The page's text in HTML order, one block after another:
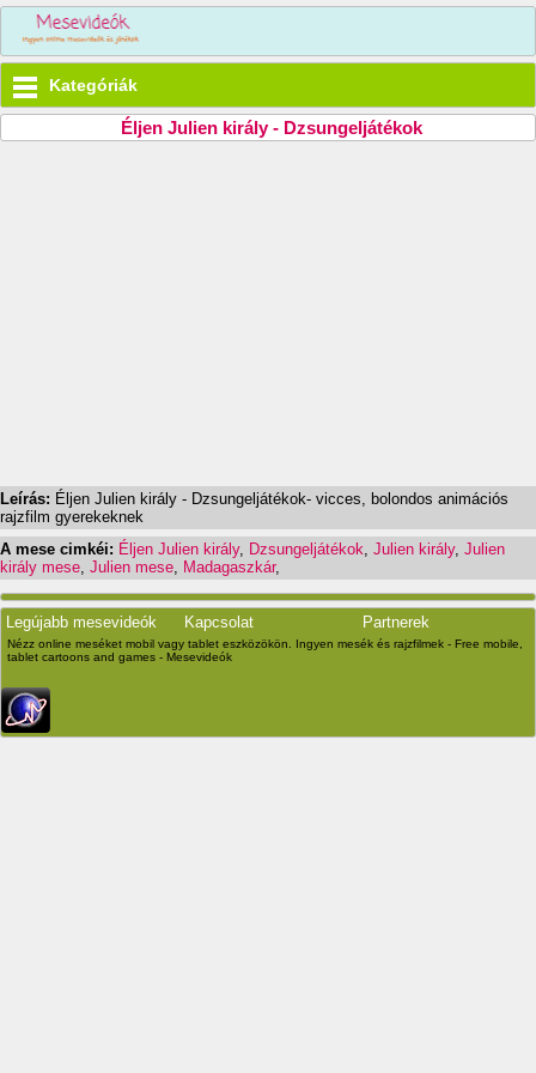
Kategóriák
Éljen Julien király - Dzsungeljátékok
Leírás: Éljen Julien király - Dzsungeljátékok- vicces, bolondos animációs
rajzfilm gyerekeknek
A mese cimkéi: Éljen Julien király, Dzsungeljátékok Julien király, Julien
király mese Julien mese Madagaszkár,
Legújabb mesevideók Kapcsolat Partnerek
Nézz online meséket mobil vagy tablet eszközökön. Ingyen mesék és rajzfilmek - Free mobile,
tablet cartoons and games - Mesevideók